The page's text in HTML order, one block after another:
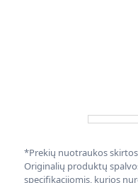
*Prekių nuotraukos
Originalių produktų
specifikacijomis, kurios